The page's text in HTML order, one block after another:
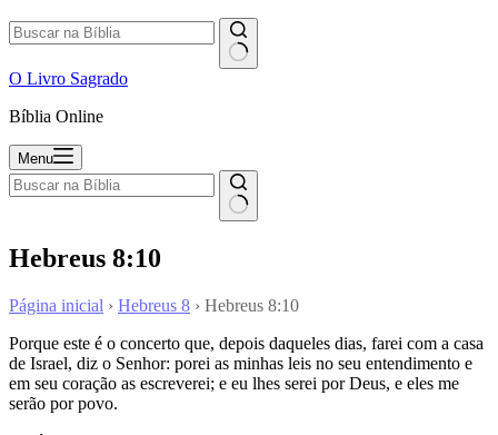
O Livro Sagrado
Bíblia Online
Menu
Hebreus 8:10
Página inicial › Hebreus 8 › Hebreus 8:10
Porque este é o concerto que, depois daqueles dias, farei com a casa
de Israel, diz o Senhor: porei as minhas leis no seu entendimento e
em seu coração as escreverei; e eu lhes serei por Deus, e eles me
serão por povo.